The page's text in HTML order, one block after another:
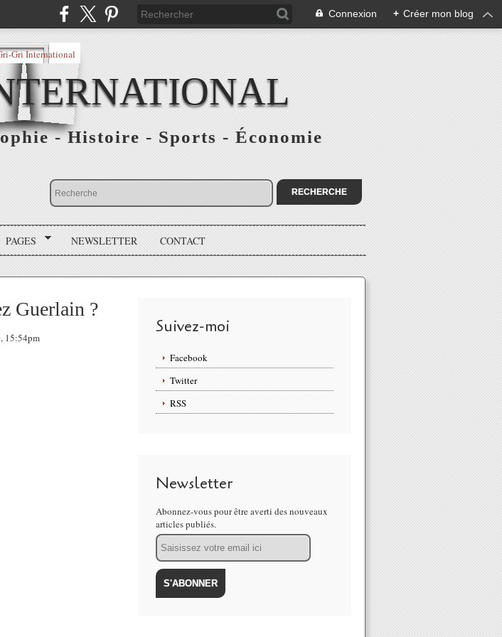
Connexion + Créer mon blog
- Histoire - Sports - Économie
PAGES NEWSLETTER CONTACT
Guerlain ?
15:54pm
Suivez-moi
Facebook
Twitter
RSS
Newsletter
Abonnez-vous pour être averti des nouveaux
articles publiés.
Email